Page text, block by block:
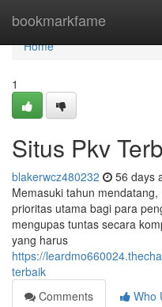
bookmarkfame
Home
Home
1
Situs Pkv
blakerwcz480232 56 days
Memasuki tahun
prioritas utama bagi para
mengupas tuntas secara
yang harus
https://
terbaik
Comments
Who